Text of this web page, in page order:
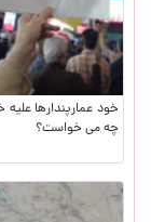
خود عمارپندارها
چه می خواست؟